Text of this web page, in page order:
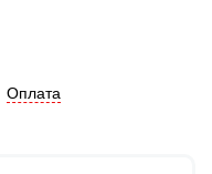
Оплата